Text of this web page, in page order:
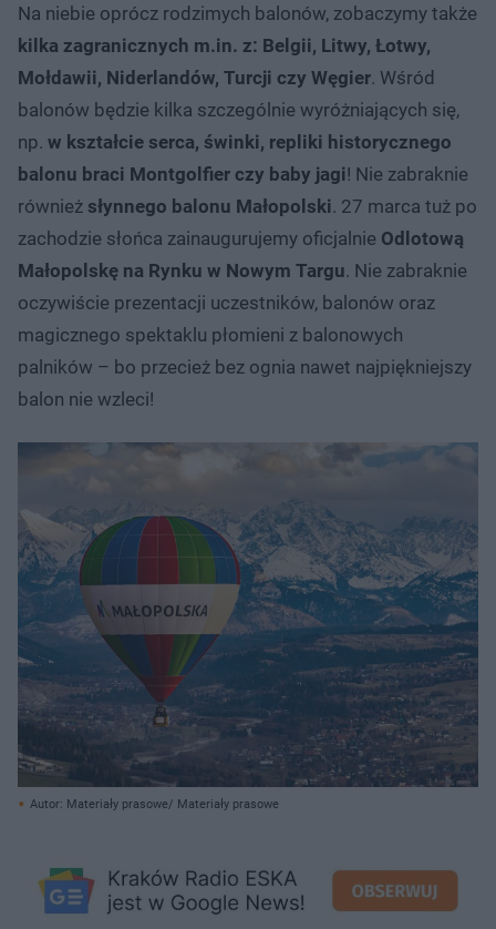
Na niebie oprócz rodzimych balonów, zobaczymy także
kilka zagranicznych m.in. z: Belgii, Litwy, Łotwy,
Mołdawii, Niderlandów, Turcji czy Węgier. Wśród
balonów będzie kilka szczególnie wyróżniających się,
np. w kształcie serca, świnki, repliki historycznego
balonu braci Montgolfier czy baby jagi! Nie zabraknie
również słynnego balonu Małopolski. 27 marca tuż po
zachodzie słońca zainaugurujemy oficjalnie Odlotową
Małopolskę na Rynku w Nowym Targu. Nie zabraknie
oczywiście prezentacji uczestników, balonów oraz
magicznego spektaklu płomieni z balonowych
palników – bo przecież bez ognia nawet najpiękniejszy
balon nie wzleci!
Autor: Materiały prasowe/ Materiały prasowe